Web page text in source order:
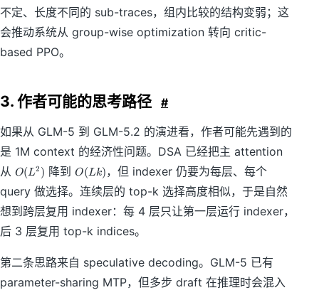
不定、长度不同的 sub-traces，组内比较的结构变弱；这
会推动系统从 group-wise optimization 转向 critic-
based PPO。
3. 作者可能的思考路径 #
如果从 GLM-5 到 GLM-5.2 的演进看，作者可能先遇到的
是 1M context 的经济性问题。DSA 已经把主 attention
从 O
L
^
)
O(L2 ) 降到O
L
k
O(Lk)，但 indexer 仍要为每层、每个
query 做选择。连续层的 top-k 选择高度相似，于是自然
想到跨层复用 indexer：每 4 层只让第一层运行 indexer，
后 3 层复用 top-k indices。
第二条思路来自 speculative decoding。GLM-5 已有
parameter-sharing MTP，但多步 draft 在推理时会混入